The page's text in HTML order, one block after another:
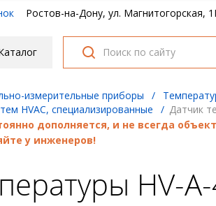
Ростов-на-Дону, ул. Магнитогорская,
измерительные приборы /
HVAC, специализированные
/ Датчик
дополняется, и не всегда
у инженеров!
HV-